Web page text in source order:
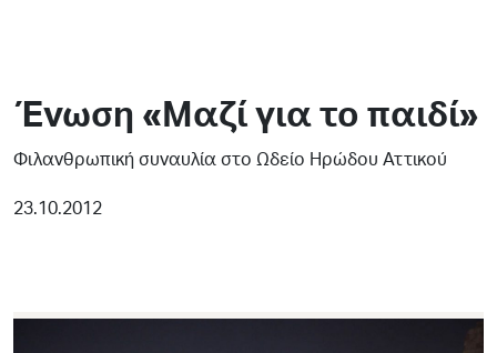
Ένωση «Μαζί για το παιδί»
Φιλανθρωπική συναυλία στο Ωδείο Ηρώδου Αττικού
23.10.2012